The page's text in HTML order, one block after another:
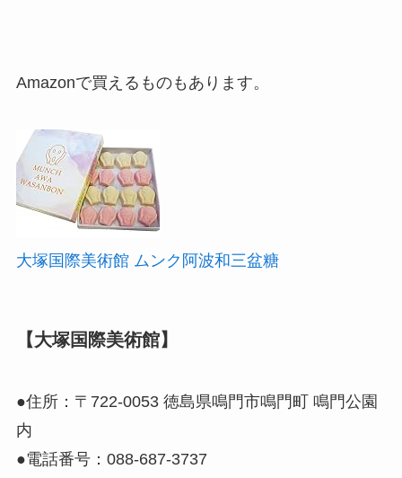
Amazonで買えるものもあります。
大塚国際美術館 ムンク阿波和三盆糖
【大塚国際美術館】
●住所：〒722-0053 徳島県鳴門市鳴門町 鳴門公園
内
●電話番号：088-687-3737